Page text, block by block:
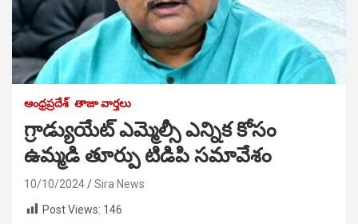
ఆంధ్రప్రదేశ్ తాజా వార్తలు
గ్రాడ్యుయేట్ ఎమ్మెల్సీ ఎన్నిక కోసం
ఉమ్మడి తూర్పు టిడిపి సమావేశం
10/10/2024
Sira News
Post Views: 146